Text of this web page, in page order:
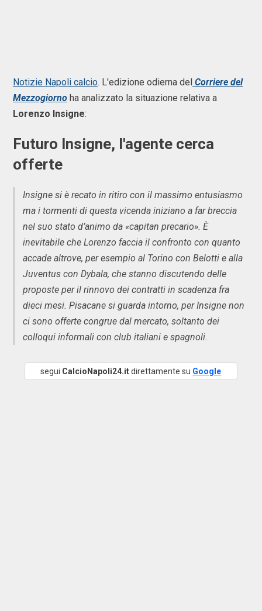
Notizie Napoli calcio. L'edizione odierna del Corriere del
Mezzogiorno ha analizzato la situazione relativa a
Lorenzo Insigne:
Futuro Insigne, l'agente cerca
offerte
Insigne si è recato in ritiro con il massimo entusiasmo
ma i tormenti di questa vicenda iniziano a far breccia
nel suo stato d’animo da «capitan precario». È
inevitabile che Lorenzo faccia il confronto con quanto
accade altrove, per esempio al Torino con Belotti e alla
Juventus con Dybala, che stanno discutendo delle
proposte per il rinnovo dei contratti in scadenza fra
dieci mesi. Pisacane si guarda intorno, per Insigne non
ci sono offerte congrue dal mercato, soltanto dei
colloqui informali con club italiani e spagnoli.
segui CalcioNapoli24.itdirettamente su Google